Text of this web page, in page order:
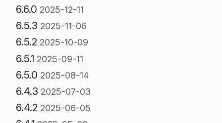
6.6.0 2025-12-11
6.5.3 2025-11-06
6.5.2 2025-10-09
6.5.1 2025-09-11
6.5.0 2025-08-14
6.4.3 2025-07-03
6.4.2 2025-06-05